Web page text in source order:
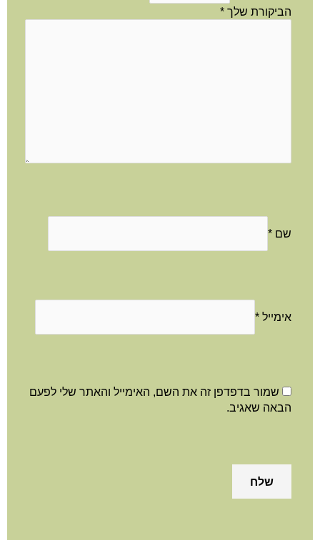
הביקורת שלך *
שם *
אימייל *
שמור בדפדפן זה את השם, האימייל והאתר שלי לפעם
הבאה שאגיב.